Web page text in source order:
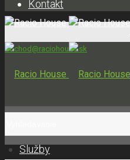
Kontakt
obchod@raciohouse.sk
Služby